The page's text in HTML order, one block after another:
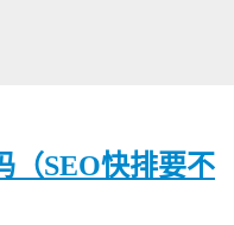
（SEO快排要不